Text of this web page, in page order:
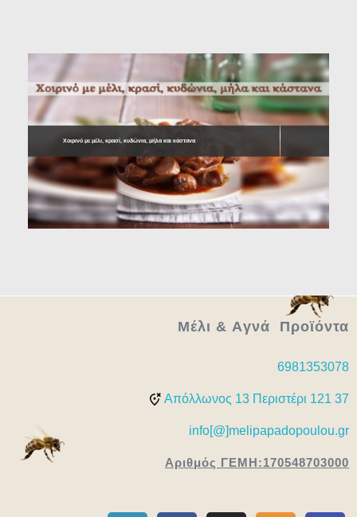
Χοιρινό με μέλι, κρασί, κυδώνια, μήλα και κάστανα
Μέλι & Aγνά Προϊόντα
6981353078
Απόλλωνος 13 Περιστέρι 121 37
info[@]melipapadopoulou.gr
Αριθμός ΓΕΜΗ:170548703000